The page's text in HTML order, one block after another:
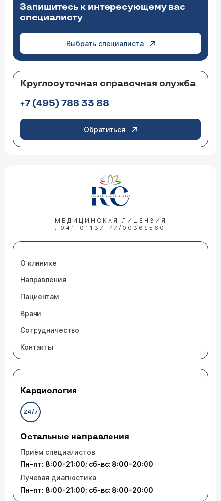
Запишитесь к интересующему вас
специалисту
Выбрать специалиста
Круглосуточная справочная служба
+7 (495) 788 33 88
Обратиться
МЕДИЦИНСКАЯ ЛИЦЕНЗИЯ
Л041-01137-77/00368560
О клинике
Направления
Пациентам
Врачи
Сотрудничество
Контакты
Кардиология
24/7
Остальные направления
Приём специалистов
Пн-пт: 8:00-21:00; сб-вс: 8:00-20:00
Лучевая диагностика
Пн-пт: 8:00-21:00; сб-вс: 8:00-20:00